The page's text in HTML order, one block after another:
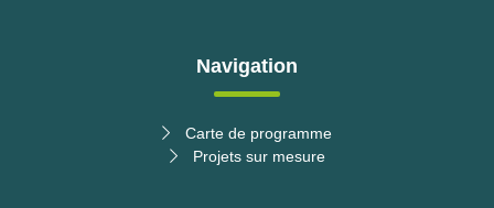
Navigation
Carte de programme
Projets sur mesure